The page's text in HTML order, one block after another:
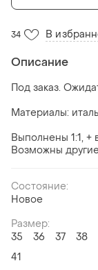
34 В
Описание
Под заказ.
Материалы:
Выполнены 1:1, +
Возможны
Состояние:
Новое
Размер:
35
36 37 38
41